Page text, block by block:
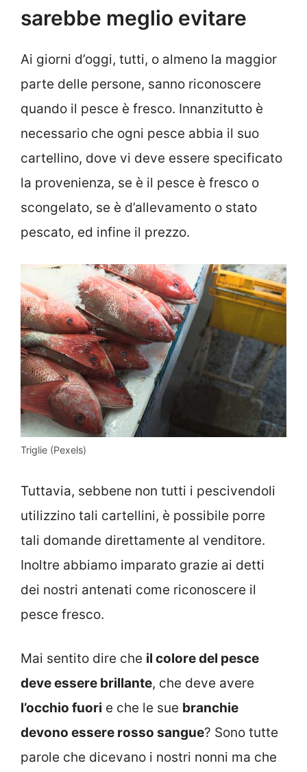
sarebbe meglio evitare
Ai giorni d’oggi, tutti, o almeno la maggior
parte delle persone, sanno riconoscere
quando il pesce è fresco. Innanzitutto è
necessario che ogni pesce abbia il suo
cartellino, dove vi deve essere specificato
la provenienza, se è il pesce è fresco o
scongelato, se è d’allevamento o stato
pescato, ed infine il prezzo.
Triglie (Pexels)
Tuttavia, sebbene non tutti i pescivendoli
utilizzino tali cartellini, è possibile porre
tali domande direttamente al venditore.
Inoltre abbiamo imparato grazie ai detti
dei nostri antenati come riconoscere il
pesce fresco.
Mai sentito dire che il colore del pesce
deve essere brillante, che deve avere
l’occhio fuori e che le sue branchie
devono essere rosso sangue? Sono tutte
parole che dicevano i nostri nonni ma che